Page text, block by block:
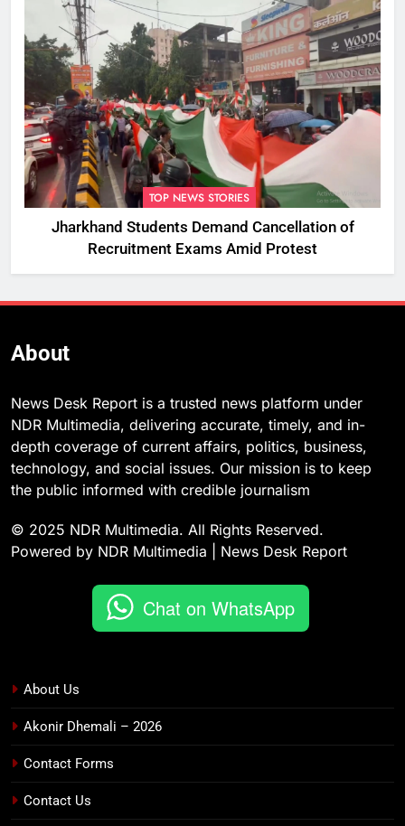
TOP NEWS STORIES
Jharkhand Students Demand Cancellation of
Recruitment Exams Amid Protest
About
News Desk Report is a trusted news platform under
NDR Multimedia, delivering accurate, timely, and in-
depth coverage of current affairs, politics, business,
technology, and social issues. Our mission is to keep
the public informed with credible journalism
© 2025 NDR Multimedia. All Rights Reserved.
Powered by NDR Multimedia | News Desk Report
Chat on WhatsApp
About Us
Akonir Dhemali – 2026
Contact Forms
Contact Us